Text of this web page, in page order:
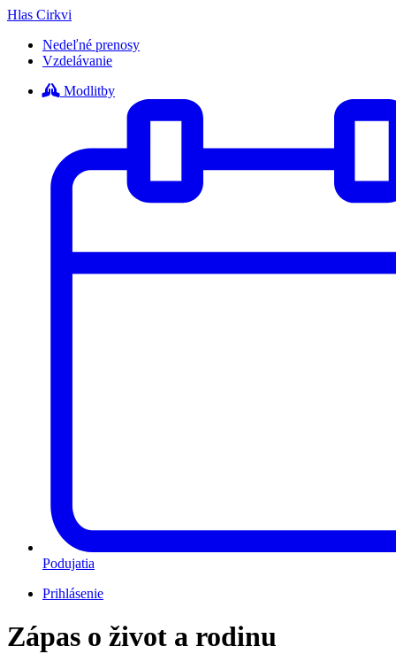
Hlas Cirkvi
Nedeľné prenosy
Vzdelávanie
Modlitby
Podujatia
Prihlásenie
Zápas o život a rodinu